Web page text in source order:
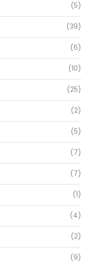
(5)
(39)
(6)
(10)
(25)
(2)
(5)
(7)
(7)
(1)
(4)
(2)
(9)